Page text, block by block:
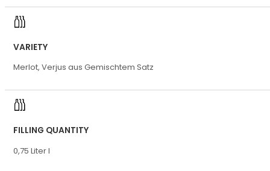
VARIETY
Merlot, Verjus aus Gemischtem Satz
FILLING QUANTITY
0,75 Liter l